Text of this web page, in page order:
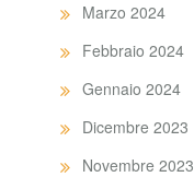
Marzo 2024
Febbraio 2024
Gennaio 2024
Dicembre 2023
Novembre 2023